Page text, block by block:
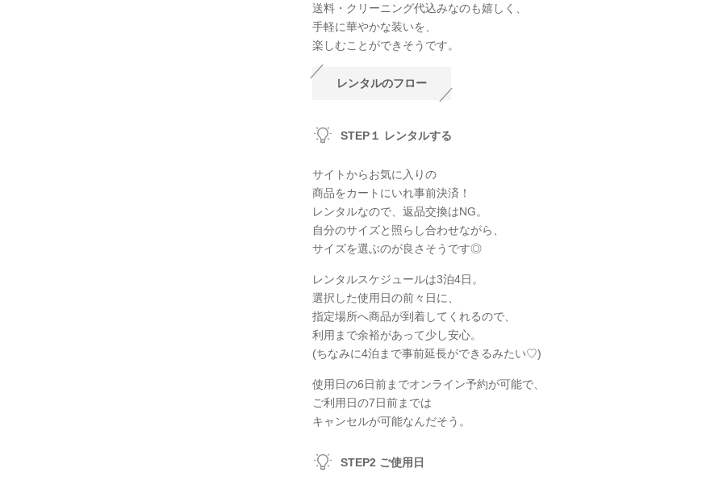
送料・クリーニング代込みなのも嬉しく、
手軽に華やかな装いを、
楽しむことができそうです。
レンタルのフロー
STEP１ レンタルする
サイトからお気に入りの
商品をカートにいれ事前決済！
レンタルなので、返品交換はNG。
自分のサイズと照らし合わせながら、
サイズを選ぶのが良さそうです◎
レンタルスケジュールは3泊4日。
選択した使用日の前々日に、
指定場所へ商品が到着してくれるので、
利用まで余裕があって少し安心。
(ちなみに4泊まで事前延長ができるみたい♡)
使用日の6日前までオンライン予約が可能で、
ご利用日の7日前までは
キャンセルが可能なんだそう。
STEP2 ご使用日